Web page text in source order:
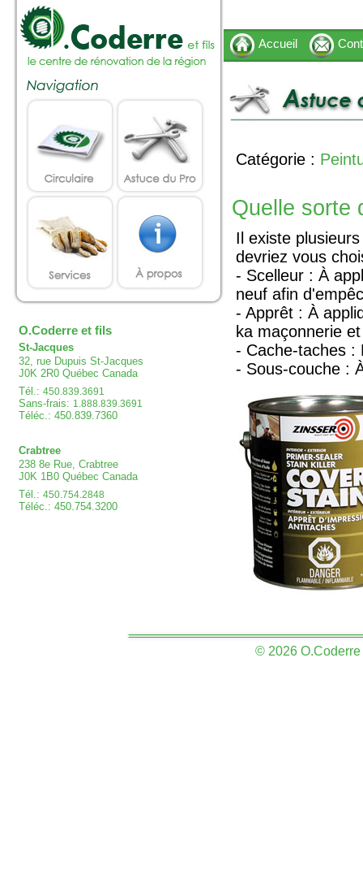
O.Coderre et fils
St-Jacques
32, rue Dupuis St-Jacques
J0K 2R0 Québec Canada
Tél.: 450.839.3691
Sans-frais: 1.888.839.3691
Téléc.: 450.839.7360
Crabtree
238 8e Rue, Crabtree
J0K 1B0 Québec Canada
Tél.: 450.754.2848
Téléc.: 450.754.3200
Accueil
Catégorie :
Quelle sorte
Il existe
devriez vous
- Scelleur : À
neuf afin
- Apprêt : À
ka maçonnerie
- Cache-taches :
- Sous-couche :
© 2026